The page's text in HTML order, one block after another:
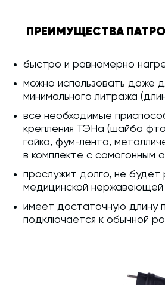
ПРЕИМУЩЕСТВА
быстро и равномерно
можно использовать даже
минимального литража
все необходимые
крепления ТЭНа (шайба
гайка, фум-лента,
в комплекте с самогонным
прослужит долго, не будет
медицинской нержавеющей
имеет достаточную длину
подключается к обычной